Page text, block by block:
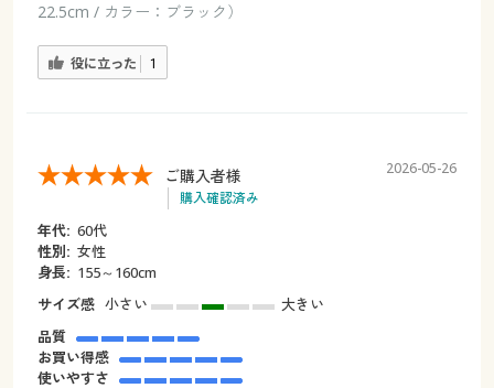
22.5cm / カラー：ブラック）
役に立った 1
ご購入者様
購入確認済み
2026-05-26
年代: 60代
性別: 女性
身長: 155～160cm
サイズ感 小さい
大きい
品質
お買い得感
使いやすさ